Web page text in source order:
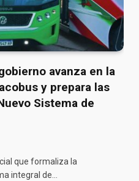
avanza en la
y prepara las
Sistema de
que formaliza la
integral de…